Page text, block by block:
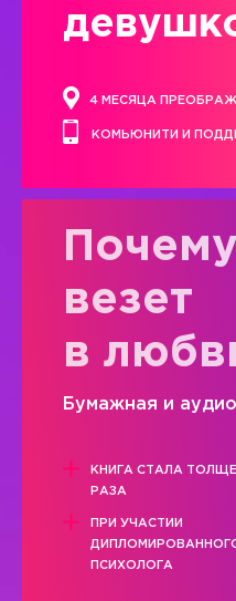
4 МЕСЯЦА
КОМЬЮНИТИ И
везет
в
Бумажная и
КНИГА СТАЛА ТОЛЩЕ
РАЗА
ПРИ УЧАСТИИ
ПСИХОЛОГА